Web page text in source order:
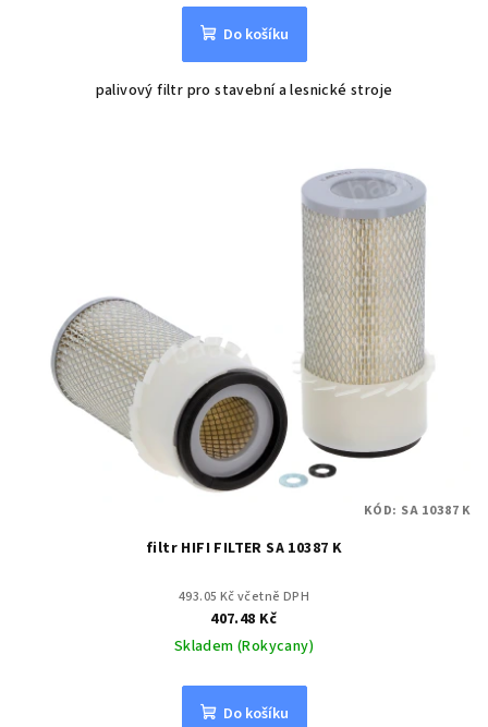
Do košíku
palivový filtr pro stavební a lesnické stroje
filtr HIFI FILTER SA 10387 K
493.05 Kč včetně DPH
407.48 Kč
Skladem (Rokycany)
Do košíku
KÓD: SA 10387 K